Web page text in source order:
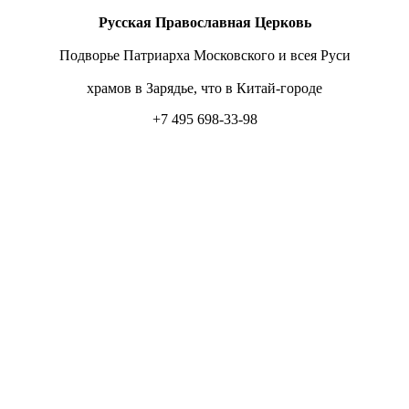
Русская Православная Церковь
Подворье Патриарха Московского и всея Руси
храмов в Зарядье, что в Китай-городе
+7 495 698-33-98